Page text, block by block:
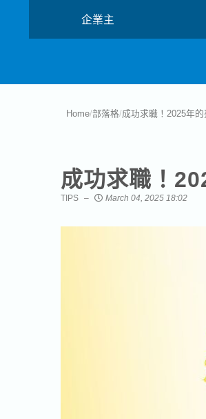
企業主
Home/部落格/成功求職！2025年
成功求職！
TIPS March 04, 2025 18:02